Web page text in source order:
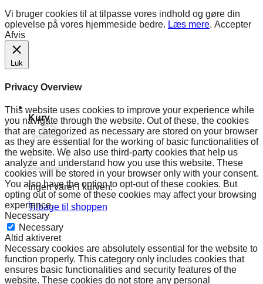
Kurv
Ingen varer i kurven.
Tilbage til shoppen
Vi bruger cookies til at tilpasse vores indhold og gøre din
oplevelse på vores hjemmeside bedre. Læs mere. Accepter
Afvis
Luk
Privacy Overview
This website uses cookies to improve your experience while
you navigate through the website. Out of these, the cookies
that are categorized as necessary are stored on your browser
as they are essential for the working of basic functionalities of
the website. We also use third-party cookies that help us
analyze and understand how you use this website. These
cookies will be stored in your browser only with your consent.
You also have the option to opt-out of these cookies. But
opting out of some of these cookies may affect your browsing
experience.
Necessary
Necessary
Altid aktiveret
Necessary cookies are absolutely essential for the website to
function properly. This category only includes cookies that
ensures basic functionalities and security features of the
website. These cookies do not store any personal